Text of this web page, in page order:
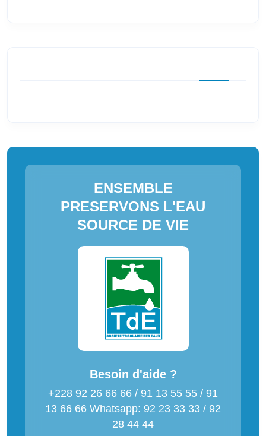
ENSEMBLE
PRESERVONS L'EAU
SOURCE DE VIE
Besoin d'aide ?
+228 92 26 66 66 / 91 13 55 55 / 91
13 66 66 Whatsapp: 92 23 33 33 / 92
28 44 44